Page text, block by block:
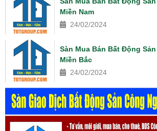
Miền Nam
24/02/2024
Sàn Mua Bán Bất Động
Miền Bắc
24/02/2024